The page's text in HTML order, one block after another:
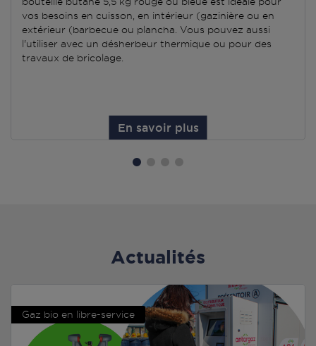
vos besoins en cuisson, en intérieur (gazinière ou en
extérieur (barbecue ou plancha. Vous pouvez aussi
l'utiliser avec un désherbeur thermique ou pour des
travaux de bricolage.
En savoir plus
Actualités
Gaz bio en libre-service